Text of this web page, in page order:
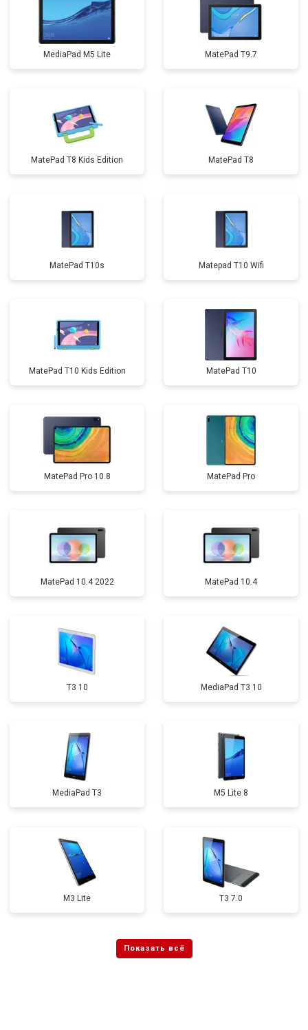
MediaPad M5 Lite MatePad T9.7
MatePad T8 Kids Edition MatePad T8
MatePad T10s Matepad T10 Wifi
MatePad T10 Kids Edition MatePad T10
MatePad Pro 10.8 MatePad Pro
MatePad 10.4 2022 MatePad 10.4
T3 10 MediaPad T3 10
MediaPad T3 M5 Lite 8
M3 Lite T3 7.0